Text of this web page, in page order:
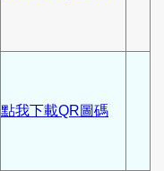
點我下載QR圖碼